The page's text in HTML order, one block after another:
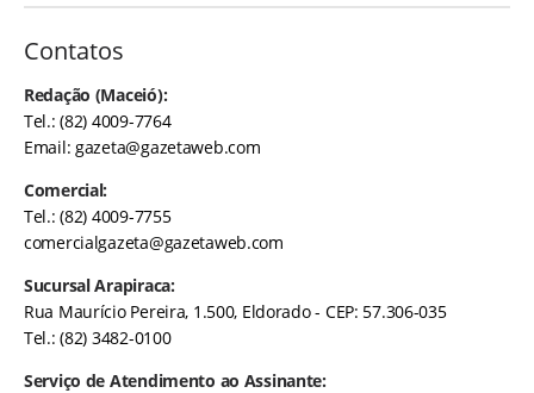
Contatos
Redação (Maceió):
Tel.: (82) 4009-7764
Email:gazeta@gazetaweb.com
Comercial:
Tel.: (82) 4009-7755
comercialgazeta@gazetaweb.com
Sucursal Arapiraca:
Rua Maurício Pereira, 1.500, Eldorado - CEP: 57.306-035
Tel.: (82) 3482-0100
Serviço de Atendimento ao Assinante: